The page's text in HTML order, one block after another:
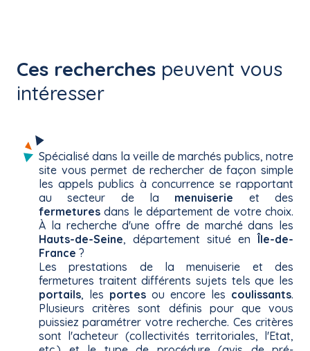
Ces recherches peuvent vous
intéresser
Spécialisé dans la veille de marchés publics, notre
site vous permet de rechercher de façon simple
les appels publics à concurrence se rapportant
au secteur de la menuiserie et des
fermetures dans le département de votre choix.
À la recherche d'une offre de marché dans les
Hauts-de-Seine, département situé enÎle-de-
France ?
Les prestations de la menuiserie et des
fermetures traitent différents sujets tels que les
portails, les portes ou encore les coulissants.
Plusieurs critères sont définis pour que vous
puissiez paramétrer votre recherche. Ces critères
sont l'acheteur (collectivités territoriales, l'Etat,